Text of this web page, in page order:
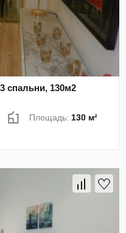
спальни, 130м2
Площадь: 130 м²